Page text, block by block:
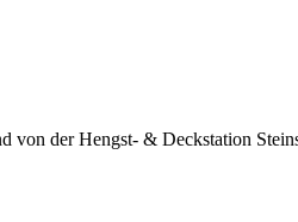
von der Hengst- & Deckstation